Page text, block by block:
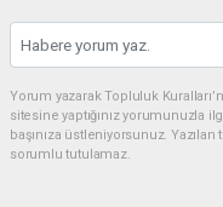
Yorum yazarak Topluluk
sitesine yaptığınız yorumunuzla
başınıza üstleniyorsunuz.
sorumlu tutulamaz.